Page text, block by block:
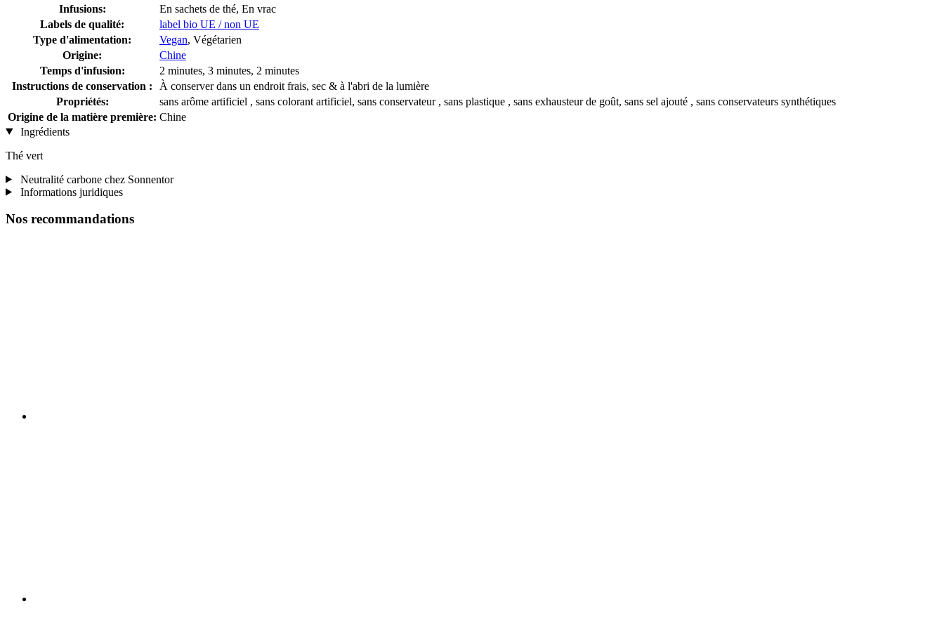
Infusions:
En sachets de thé, En vrac
Labels de qualité:
label bio UE / non UE
Type d'alimentation:
Vegan, Végétarien
Origine:
Chine
Temps d'infusion:
2 minutes, 3 minutes, 2 minutes
Instructions de conservation :
À conserver dans un endroit frais, sec & à l'abri de la lumière
Propriétés:
sans arôme artificiel , sans colorant artificiel, sans conservateur , sans plastique , sans exhausteur de goût, sans sel ajouté , sans conservateurs synthétiques
Origine de la matière première: Chine
Ingrédients
Thé vert
Neutralité carbone chez Sonnentor
Informations juridiques
Nos recommandations